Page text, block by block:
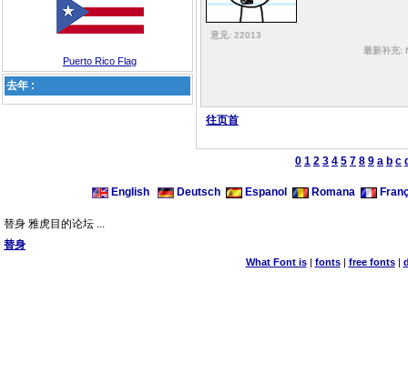
Puerto Rico Flag
去年 :
意见: 22013
最新补充:
往页首
0 1 2 3 4 5 7 8 9 a b c
English Deutsch Espanol Romana
替身 雅虎目的论坛 ...
替身
What Font is| fonts| free fonts|